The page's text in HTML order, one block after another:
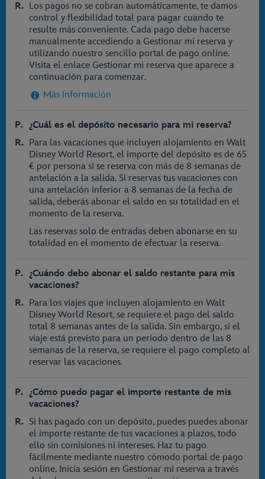
Los pagos no se cobran automáticamente, te damos
control y flexibilidad total para pagar cuando te
resulte más conveniente. Cada pago debe hacerse
manualmente accediendo a Gestionar mi reserva y
utilizando nuestro sencillo portal de pago online.
Visita el enlace Gestionar mi reserva que aparece a
continuación para comenzar.
Más información
¿Cuál es el depósito necesario para mi reserva?
Para las vacaciones que incluyen alojamiento en Walt
Disney World Resort, el importe del depósito es de 65
€ por persona si se reserva con más de 8 semanas de
antelación a la salida. Si reservas tus vacaciones con
una antelación inferior a 8 semanas de la fecha de
salida, deberás abonar el saldo en su totalidad en el
momento de la reserva.
Las reservas solo de entradas deben abonarse en su
totalidad en el momento de efectuar la reserva.
¿Cuándo debo abonar el saldo restante para mis
vacaciones?
Para los viajes que incluyen alojamiento en Walt
Disney World Resort, se requiere el pago del saldo
total 8 semanas antes de la salida. Sin embargo, si el
viaje está previsto para un periodo dentro de las 8
semanas de la reserva, se requiere el pago completo al
reservar las vacaciones.
¿Cómo puedo pagar el importe restante de mis
vacaciones?
Si has pagado con un depósito, puedes puedes abonar
el importe restante de tus vacaciones a plazos, todo
ello sin comisiones ni intereses. Haz tu pago
fácilmente mediante nuestro cómodo portal de pago
online. Inicia sesión en Gestionar mi reserva a través